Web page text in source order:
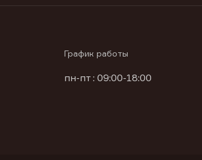
График работы
пн-пт : 09:00-18:00